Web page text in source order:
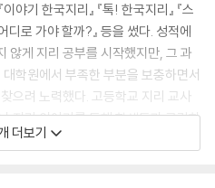
기 한국지리』 『톡! 한국지리』 『스
디로 가야 할까?』 등을 썼다. 성적에
않게 지리 공부를 시작했지만, 그 과
학원에서 부족한 부분을 보충하면서
으려 노력했다. 고등학교 지리 교사
지리 이야기를 통해 학생들과 교감하
세계의 땅을 바로 알아 그곳에 담긴
더보기